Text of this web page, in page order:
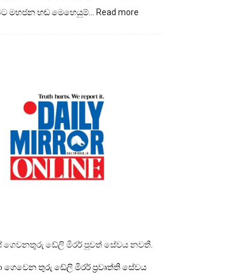
මහජන හඬ මෙහෙයුම්… Read more
ගෙවනතුරු ඩේලි මිරර් පුවත් සේවය නවතී.
ගෙවෙන තුරු ඩේලි මිරර් ප්‍රවෘත්ති සේවය